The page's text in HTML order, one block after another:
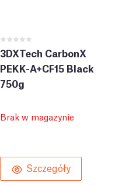
3DXTech CarbonX
PEKK-A+CF15 Black
750g
Brak w magazynie
Szczegóły